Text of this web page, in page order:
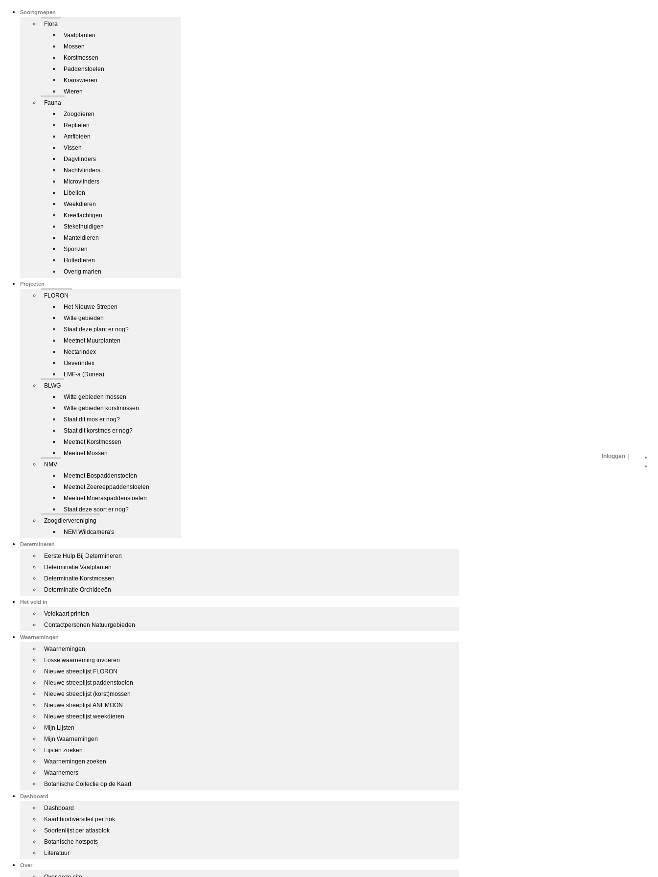
Soortgroepen
Flora
Vaatplanten
Mossen
Korstmossen
Paddenstoelen
Kranswieren
Wieren
Fauna
Zoogdieren
Reptielen
Amfibieën
Vissen
Dagvlinders
Nachtvlinders
Microvlinders
Libellen
Weekdieren
Kreeftachtigen
Stekelhuidigen
Manteldieren
Sponzen
Holtedieren
Overig marien
Projecten
FLORON
Het Nieuwe Strepen
Witte gebieden
Staat deze plant er nog?
Meetnet Muurplanten
Nectarindex
Oeverindex
LMF-a (Dunea)
BLWG
Witte gebieden mossen
Witte gebieden korstmossen
Staat dit mos er nog?
Staat dit korstmos er nog?
Meetnet Korstmossen
Meetnet Mossen
NMV
Meetnet Bospaddenstoelen
Meetnet Zeereeppaddenstoelen
Meetnet Moeraspaddenstoelen
Staat deze soort er nog?
Zoogdiervereniging
NEM Wildcamera's
Determineren
Eerste Hulp Bij Determineren
Determinatie Vaatplanten
Determinatie Korstmossen
Determinatie Orchideeën
Het veld in
Veldkaart printen
Contactpersonen Natuurgebieden
Waarnemingen
Waarnemingen
Losse waarneming invoeren
Nieuwe streeplijst FLORON
Nieuwe streeplijst paddenstoelen
Nieuwe streeplijst (korst)mossen
Nieuwe streeplijst ANEMOON
Nieuwe streeplijst weekdieren
Mijn Lijsten
Mijn Waarnemingen
Lijsten zoeken
Waarnemingen zoeken
Waarnemers
Botanische Collectie op de Kaart
Dashboard
Dashboard
Kaart biodiversiteit per hok
Soortenlijst per atlasblok
Botanische hotspots
Literatuur
Over
Inloggen